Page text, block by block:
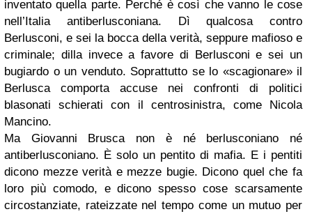
inventato quella parte. Perché è così che vanno le cose
nell’Italia antiberlusconiana. Dì qualcosa contro
Berlusconi, e sei la bocca della verità, seppure mafioso e
criminale; dilla invece a favore di Berlusconi e sei un
bugiardo o un venduto. Soprattutto se lo «scagionare» il
Berlusca comporta accuse nei confronti di politici
blasonati schierati con il centrosinistra, come Nicola
Mancino.
Ma Giovanni Brusca non è né berlusconiano né
antiberlusconiano. È solo un pentito di mafia. E i pentiti
dicono mezze verità e mezze bugie. Dicono quel che fa
loro più comodo, e dicono spesso cose scarsamente
circostanziate, rateizzate nel tempo come un mutuo per